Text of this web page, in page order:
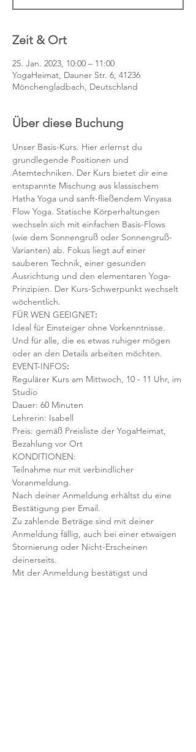
Zeit & Ort
25. Jan. 2023, 10:00 – 11:00
YogaHeimat, Dauner Str. 6, 41236
Mönchengladbach, Deutschland
Über diese Buchung
Unser Basis-Kurs. Hier erlernst du
grundlegende Positionen und
Atemtechniken. Der Kurs bietet dir eine
entspannte Mischung aus klassischem
Hatha Yoga und sanft-fließendem Vinyasa
Flow Yoga. Statische Körperhaltungen
wechseln sich mit einfachen Basis-Flows
(wie dem Sonnengruß oder Sonnengruß-
Varianten) ab. Fokus liegt auf einer
sauberen Technik, einer gesunden
Ausrichtung und den elementaren Yoga-
Prinzipien. Der Kurs-Schwerpunkt wechselt
wöchentlich.
FÜR WEN GEEIGNET:
Ideal für Einsteiger ohne Vorkenntnisse.
Und für alle, die es etwas ruhiger mögen
oder an den Details arbeiten möchten.
EVENT-INFOS:
Regulärer Kurs am Mittwoch, 10 - 11 Uhr, im
Studio
Dauer: 60 Minuten
Lehrerin: Isabell
Preis: gemäß Preisliste der YogaHeimat,
Bezahlung vor Ort
KONDITIONEN:
Teilnahme nur mit verbindlicher
Voranmeldung.
Nach deiner Anmeldung erhältst du eine
Bestätigung per Email.
Zu zahlende Beträge sind mit deiner
Anmeldung fällig, auch bei einer etwaigen
Stornierung oder Nicht-Erscheinen
deinerseits.
Mit der Anmeldung bestätigst und